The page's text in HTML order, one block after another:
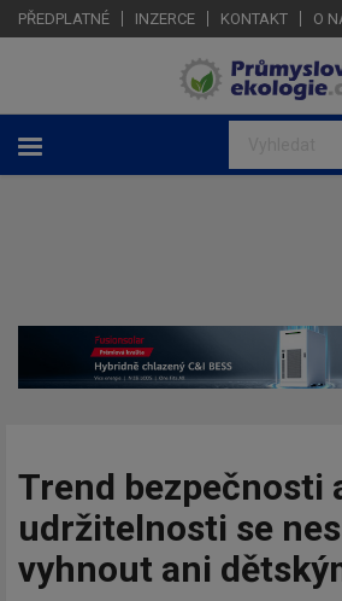
PŘEDPLATNÉ INZERCE KONTAKT O
Trend bezpečnosti
udržitelnosti se
vyhnout ani